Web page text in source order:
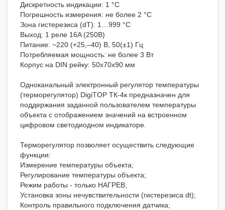
Дискретность индикации: 1 °C
Погрешность измерения: не более 2 °C
Зона гистерезиса (dT): 1…999 °C
Выход: 1 реле 16A (250В)
Питание: ~220 (+25,–40) В, 50(±1) Гц
Потребляемая мощность: не более 3 Вт
Корпус на DIN рейку: 50х70х90 мм
Одноканальный электронный регулятор температуры
(терморегулятор) DigiTOP ТК-4к предназначен для
поддержания заданной пользователем температуры
объекта с отображением значений на встроенном
цифровом светодиодном индикаторе.
Терморегулятор позволяет осуществить следующие
функции:
Измерение температуры объекта;
Регулирование температуры объекта;
Режим работы - только НАГРЕВ;
Установка зоны нечувствительности (гистерезиса dt);
Контроль правильного подключения датчика;